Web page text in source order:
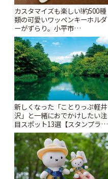
カスタマイズも楽しい!約500種
類の可愛いワッペンキーホルダ
ーがずらり。小平市
「Kimamaya T&K」 | ことりっ
ぷ
新しくなった「ことりっぷ軽井
沢」と一緒におでかけしたい注
目スポット13選【スタンプラリ
ー開催中】 | ことりっぷ